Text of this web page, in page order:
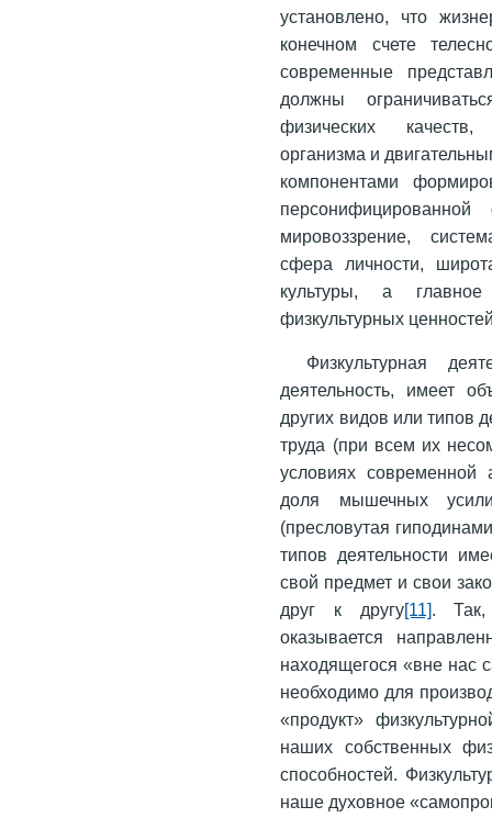
установлено, что
конечном счете
современные
должны
физических
организма и
компонентами
мировоззрение,
сфера личности,
культуры, а
физкультурных
Физкультурная
деятельность, имеет
других видов или типов
труда (при всем их
условиях современной
доля мышечных
(пресловутая
типов деятельности
свой предмет и свои
друг к другу[11]. Так,
оказывается
находящегося «вне нас
необходимо для
«продукт»
наших собственных
способностей.
наше духовное